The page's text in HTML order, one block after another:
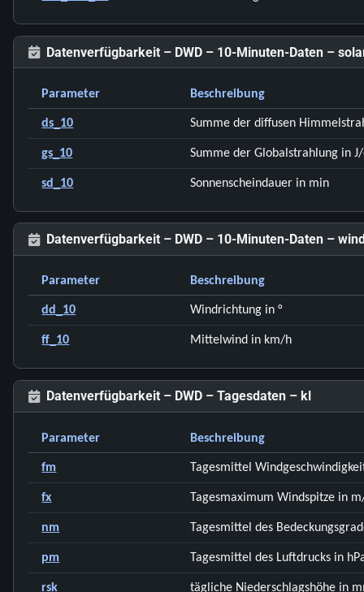
Datenverfügbarkeit – DWD – 10-Minuten-Daten –
Parameter Beschreibung
ds_10 Summe der diffusen
gs_10 Summe der Globalstrahlung in J/
sd_10 Sonnenscheindauer in min
Datenverfügbarkeit – DWD – 10-Minuten-Daten –
Parameter Beschreibung
dd_10 Windrichtung in °
ff_10 Mittelwind in km/h
Datenverfügbarkeit – DWD – Tagesdaten – kl
Parameter Beschreibung
fm Tagesmittel
fx Tagesmaximum Windspitze in
nm Tagesmittel des
pm Tagesmittel des Luftdrucks in
rsk tägliche Niederschlagshöhe in